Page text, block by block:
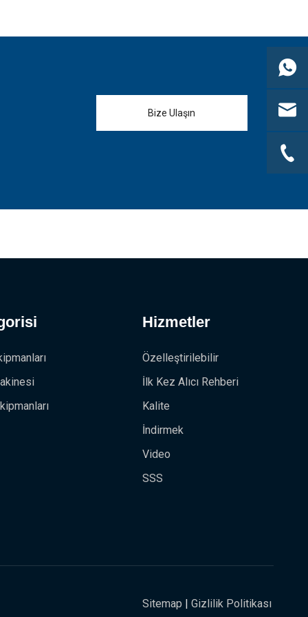
Bize Ulaşın
Hizmetler
Özelleştirilebilir
İlk Kez Alıcı Rehberi
Kalite
İndirmek
Video
SSS
Sitemap |Gizlilik Politikası